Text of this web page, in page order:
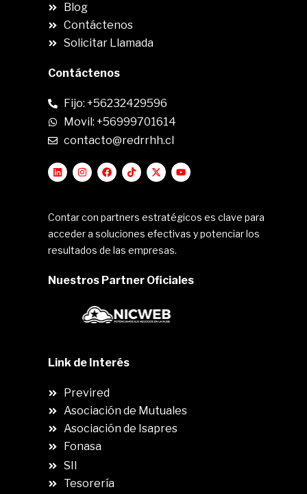
Blog
Contáctenos
Solicitar Llamada
Contáctenos
Fijo: +56232429596
Movil: +56999701614
contacto@redrrhh.cl
Contar con partners estratégicos es clave para
acceder a soluciones efectivas y potenciar los
resultados de las empresas.
Nuestros Partner Oficiales
Link de Interés
Previred
Asociación de Mutuales
Asociación de Isapres
Fonasa
SII
Tesorería